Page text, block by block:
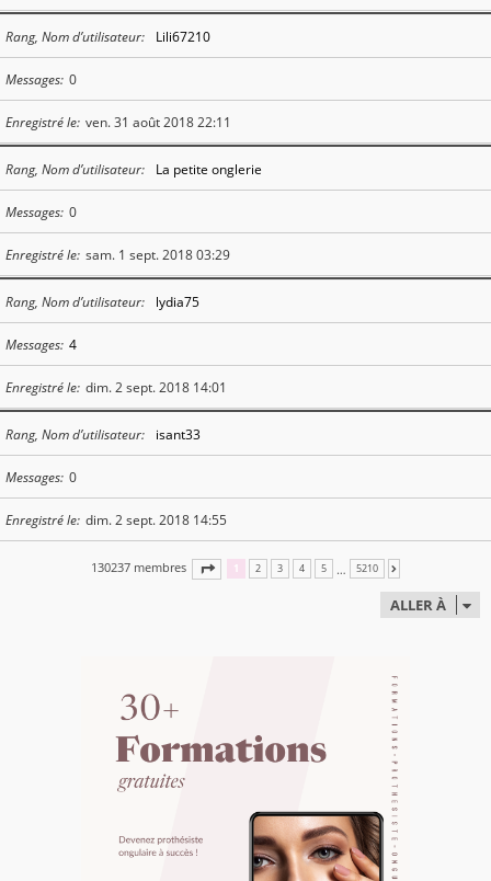
Rang, Nom d’utilisateur Lili67210
Messages 0
Enregistré le ven. 31 août 2018 22:11
Rang, Nom d’utilisateur La petite onglerie
Messages 0
Enregistré le sam. 1 sept. 2018 03:29
Rang, Nom d’utilisateur lydia75
Messages 4
Enregistré le dim. 2 sept. 2018 14:01
Rang, Nom d’utilisateur isant33
Messages 0
Enregistré le dim. 2 sept. 2018 14:55
130237 membres PAGE SUR 5210
1 2 3 4 5 … 5210
ALLER À